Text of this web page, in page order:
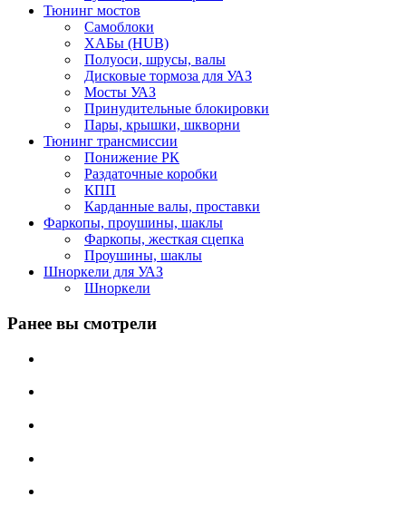
Тюнинг мостов
Самоблоки
ХАБы (HUB)
Полуоси, шрусы, валы
Дисковые тормоза для УАЗ
Мосты УАЗ
Принудительные блокировки
Пары, крышки, шкворни
Тюнинг трансмиссии
Понижение РК
Раздаточные коробки
КПП
Карданные валы, проставки
Фаркопы, проушины, шаклы
Фаркопы, жесткая сцепка
Проушины, шаклы
Шноркели для УАЗ
Шноркели
Ранее вы смотрели